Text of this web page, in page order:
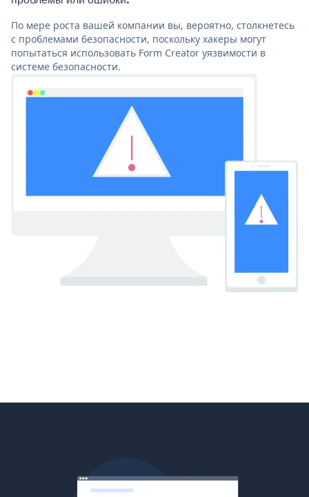
По мере роста вашей компании вы, вероятно, столкнетесь
с проблемами безопасности, поскольку хакеры могут
попытаться использовать Form Creator уязвимости в
системе безопасности.